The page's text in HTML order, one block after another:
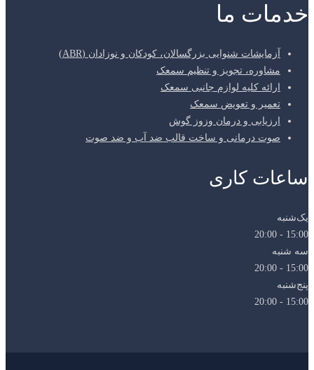
خدمات ما
آزمایشات شنوایی بزرگسالان، کودکان و نوزادان (ABR)
مشاوره، تجویز و تنظیم سمعک
ارائه کلیه لوازم جانبی سمعک
تعمیر و تعویض سمعک
ارزیابی و درمان وزوز گوش
صوت درمانی و ساخت قالب ضد آب و ضد صوت
ساعات کاری
یک‌شنبه
15:00 - 20:00
سه شنبه
15:00 - 20:00
پنج‌شنبه
15:00 - 20:00